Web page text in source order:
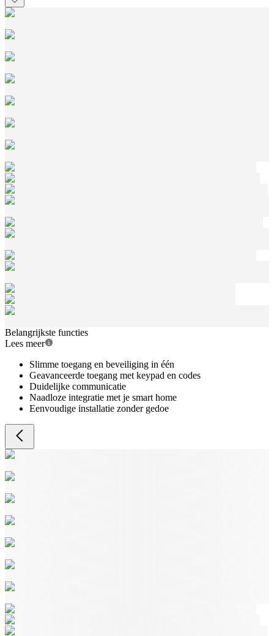
Belangrijkste functies
Lees meer
Slimme toegang en beveiliging in één
Geavanceerde toegang met keypad en codes
Duidelijke communicatie
Naadloze integratie met je smart home
Eenvoudige installatie zonder gedoe